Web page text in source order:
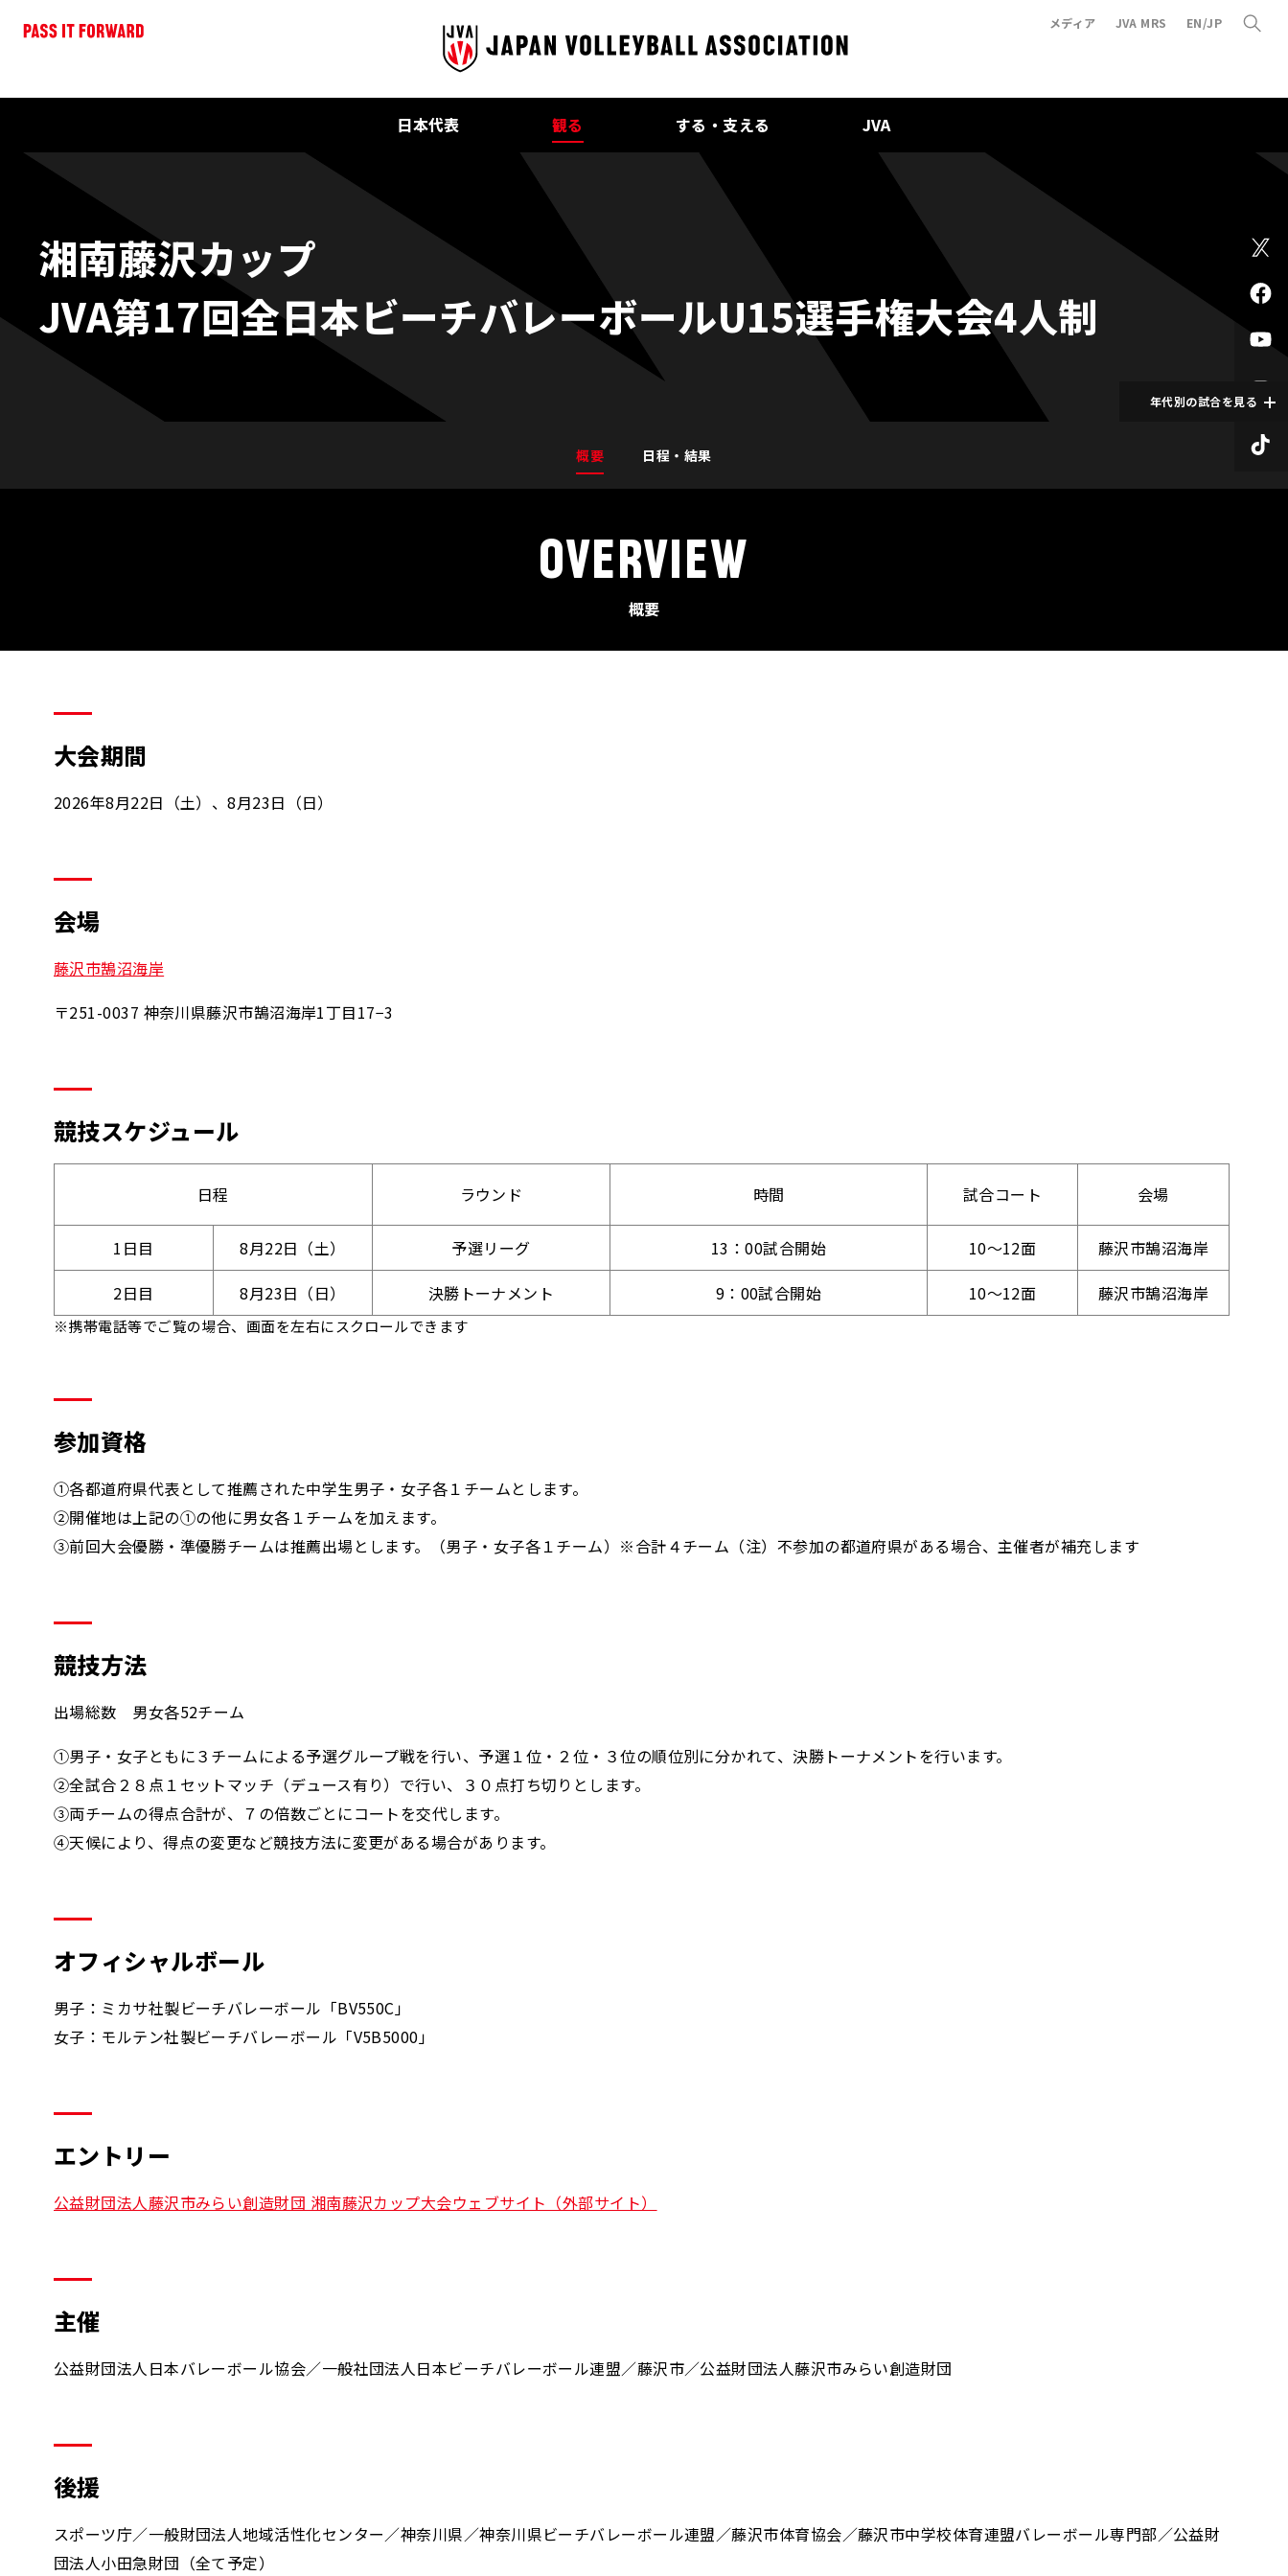
メディア JVA MRS EN/JP
日本代表 観る する・支える JVA
湘南藤沢カップ
JVA第17回全日本ビーチバレーボールU15選手権大会4人制
年代別の試合を見る
概要 日程・結果
OVERVIEW
概要
大会期間
2026年8月22日（土）、8月23日（日）
会場
藤沢市鵠沼海岸
〒251-0037 神奈川県藤沢市鵠沼海岸1丁目17−3
競技スケジュール
日程 ラウンド 時間 試合コート 会場
1日目 8月22日（土） 予選リーグ 13：00試合開始 10～12面
藤沢市鵠沼海岸
2日目
8月23日（日） 決勝トーナメント 9：00試合開始 10～12面 藤沢市鵠沼海岸
※携帯電話等でご覧の場合、画面を左右にスクロールできます
参加資格
①各都道府県代表として推薦された中学生男子・女子各１チームとします。
②開催地は上記の①の他に男女各１チームを加えます。
③前回大会優勝・準優勝チームは推薦出場とします。（男子・女子各１チーム）※合計４チーム（注）不参加の都道府県がある場合、主催者が補充します
競技方法
出場総数 男女各52チーム
①男子・女子ともに３チームによる予選グループ戦を行い、予選１位・２位・３位の順位別に分かれて、決勝トーナメントを行います。
②全試合２８点１セットマッチ（デュース有り）で行い、３０点打ち切りとします。
③両チームの得点合計が、７の倍数ごとにコートを交代します。
④天候により、得点の変更など競技方法に変更がある場合があります。
オフィシャルボール
男子：ミカサ社製ビーチバレーボール「BV550C」
女子：モルテン社製ビーチバレーボール「V5B5000」
エントリー
公益財団法人藤沢市みらい創造財団 湘南藤沢カップ大会ウェブサイト（外部サイト）
主催
公益財団法人日本バレーボール協会／一般社団法人日本ビーチバレーボール連盟／藤沢市／公益財団法人藤沢市みらい創造財団
後援
スポーツ庁／一般財団法人地域活性化センター／神奈川県／神奈川県ビーチバレーボール連盟／藤沢市体育協会／藤沢市中学校体育連盟バレーボール専門部／公益財
団法人小田急財団（全て予定）